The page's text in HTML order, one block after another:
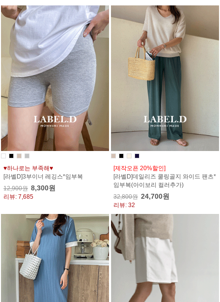
♥하나로는 부족해♥
[라벨D]3부이너 레깅스*임부복
12,900원 8,300원
리뷰: 7,685
[제작오픈 20%할인]
[라벨D]데일리즈 쿨링골지 와이드 팬츠*
임부복(아이보리 컬러추가)
32,800원 24,700원
리뷰: 32